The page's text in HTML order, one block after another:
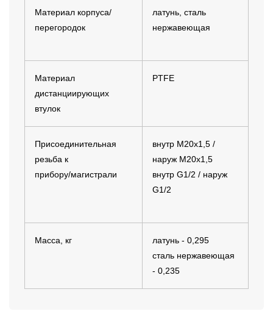
Материал корпуса/
перегородок
латунь, сталь
нержавеющая
Материал
дистанциирующих
втулок
PTFE
Присоединительная
резьба к
прибору/магистрали
внутр М20х1,5 /
наруж М20х1,5
внутр G1/2 / наруж
G1/2
Масса, кг
латунь - 0,295
сталь нержавеющая
- 0,235